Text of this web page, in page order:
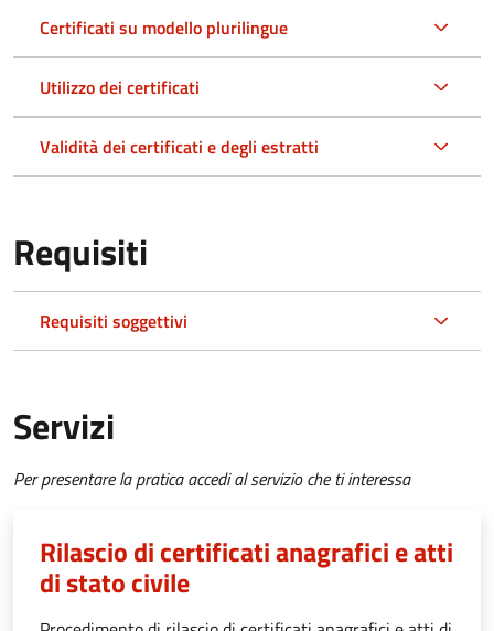
Certificati su modello plurilingue
Utilizzo dei certificati
Validità dei certificati e degli estratti
Requisiti
Requisiti soggettivi
Servizi
Per presentare la pratica accedi al servizio che ti interessa
Rilascio di certificati anagrafici e atti
di stato civile